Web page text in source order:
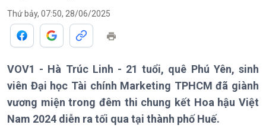
Giới thiệu
Thời sự 6h
Thời sự 12h
Thời sự 18h
Thời sự 21h30
Bản tin
Thứ bảy, 07:50, 28/06/2025
VOV1 - Hà Trúc Linh - 21 tuổi, quê Phú Yên, sinh
viên Đại học Tài chính Marketing TPHCM đã giành
vương miện trong đêm thi chung kết Hoa hậu Việt
Nam 2024 diễn ra tối qua tại thành phố Huế.